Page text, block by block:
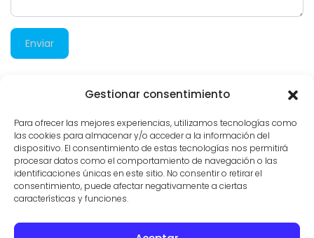
Gestionar consentimiento
Para ofrecer las mejores experiencias, utilizamos tecnologías como
las cookies para almacenar y/o acceder a la información del
dispositivo. El consentimiento de estas tecnologías nos permitirá
procesar datos como el comportamiento de navegación o las
identificaciones únicas en este sitio. No consentir o retirar el
consentimiento, puede afectar negativamente a ciertas
características y funciones.
Enviar
2.401 visitas